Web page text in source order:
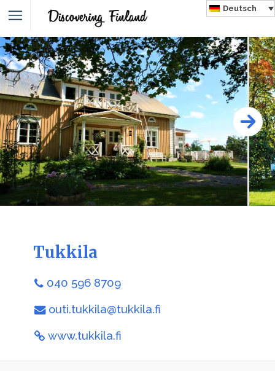
Deutsch
Tukkila
040 596 8709
outi.tukkila@tukkila.fi
www.tukkila.fi